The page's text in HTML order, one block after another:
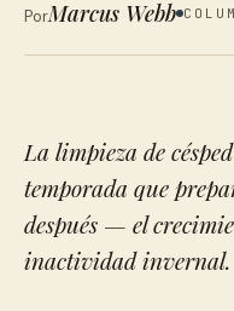
PorMarcus Webb
La limpieza de
temporada que
después — el
inactividad invernal.